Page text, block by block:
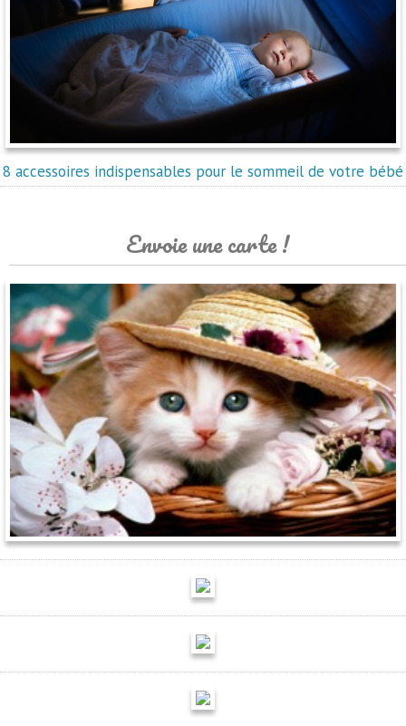
8 accessoires indispensables pour le sommeil de votre bébé
Envoie une carte !